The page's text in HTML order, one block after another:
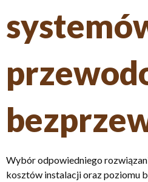
Wybór odpowiedniego
kosztów instalacji oraz poziomu